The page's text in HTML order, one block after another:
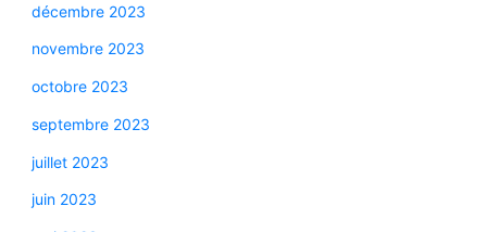
décembre 2023
novembre 2023
octobre 2023
septembre 2023
juillet 2023
juin 2023